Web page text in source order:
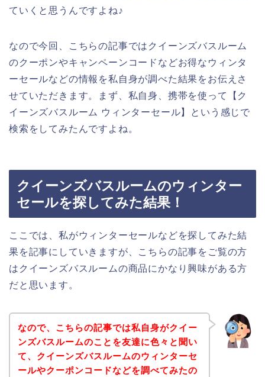
ていくと思うんですよね♪
なので今回、こちらの記事ではクイーンズバスルーム
のクーポンやキャンペーンコードなどお得なウィンタ
ーセールなどの情報を私自身が調べた結果をお伝えさ
せていただきます。まず、私自身、携帯を使って【ク
イーンズバスルーム ウィンターセール】という感じで
検索をしてみたんですよね。
クイーンズバスルームのウィンター
セールを探してみた結果！
ここでは、私がウィンターセールなどを探してみた結
果を記事にしていきますが、こちらの記事をご覧の方
はクイーンズバスルームの商品にかなり興味がある方
だと思います。
なので、こちらの記事では私自身がクイー
ンズバスルームのことを友達に色々と聞い
て、クイーンズバスルームのウィンターセ
ールやクーポンコードなどを調べてみたの